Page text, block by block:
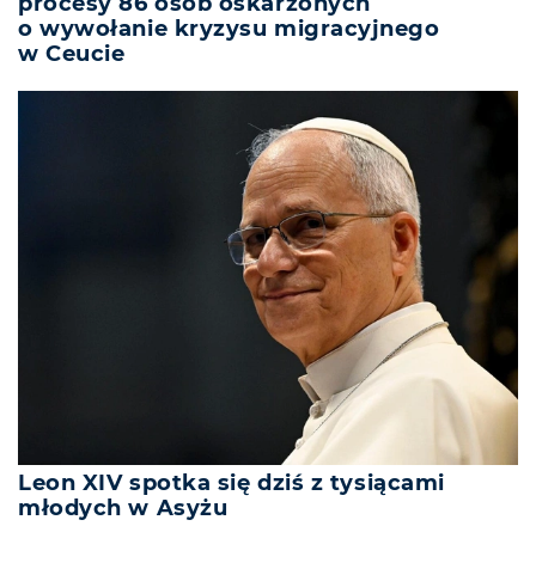
o wywołanie kryzysu migracyjnego
w Ceucie
Leon XIV spotka się dziś z tysiącami
młodych w Asyżu